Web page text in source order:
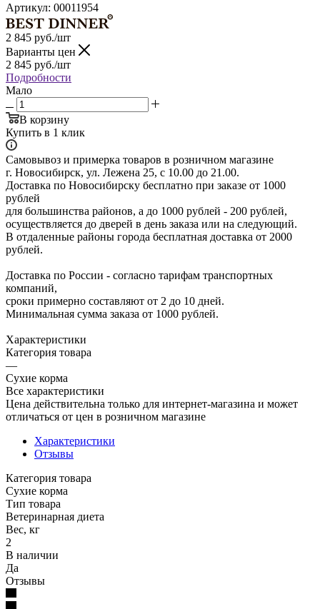
Артикул: 00011954
2 845 руб./шт
Варианты цен
2 845 руб./шт
Подробности
Мало
В корзину
Купить в 1 клик
Самовывоз и примерка товаров в розничном магазине
г. Новосибирск, ул. Лежена 25, с 10.00 до 21.00.
Доставка по Новосибирску бесплатно при заказе от 1000
рублей
для большинства районов, а до 1000 рублей - 200 рублей,
осуществляется до дверей в день заказа или на следующий.
В отдаленные районы города бесплатная доставка от 2000
рублей.
Доставка по России - согласно тарифам транспортных
компаний,
сроки примерно составляют от 2 до 10 дней.
Минимальная сумма заказа от 1000 рублей.
Характеристики
Категория товара
—
Сухие корма
Все характеристики
Цена действительна только для интернет-магазина и может
отличаться от цен в розничном магазине
Характеристики
Отзывы
Категория товара
Сухие корма
Тип товара
Ветеринарная диета
Вес, кг
2
В наличии
Да
Отзывы